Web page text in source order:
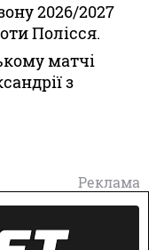
2026/2027
Полісся.
матчі
з
Реклама